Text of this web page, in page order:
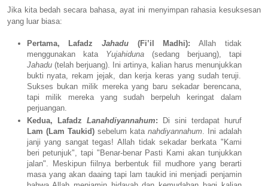
Jika kita bedah secara bahasa, ayat ini menyimpan rahasia kesuksesan
yang luar biasa:
Pertama, Lafadz Jahadu(Fi’il Madhi): Allah tidak
menggunakan kata Yujahiduna(sedang berjuang), tapi
Jahadu(telah berjuang). Ini artinya, kalian harus menunjukkan
bukti nyata, rekam jejak, dan kerja keras yang sudah teruji.
Sukses bukan milik mereka yang baru sekadar berencana,
tapi milik mereka yang sudah berpeluh keringat dalam
perjuangan.
Kedua, Lafadz Lanahdiyannahum: Di sini terdapat huruf
Lam (Lam Taukid)sebelum kata nahdiyannahum. Ini adalah
janji yang sangat tegas! Allah tidak sekadar berkata "Kami
beri petunjuk", tapi "Benar-benar Pasti Kami akan tunjukkan
jalan". Meskipun fiilnya berbentuk fiil mudhore yang berarti
masa yang akan daaing tapi lam taukid ini menjadi penjamin